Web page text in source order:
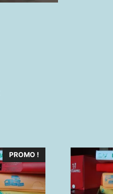
PROMO !